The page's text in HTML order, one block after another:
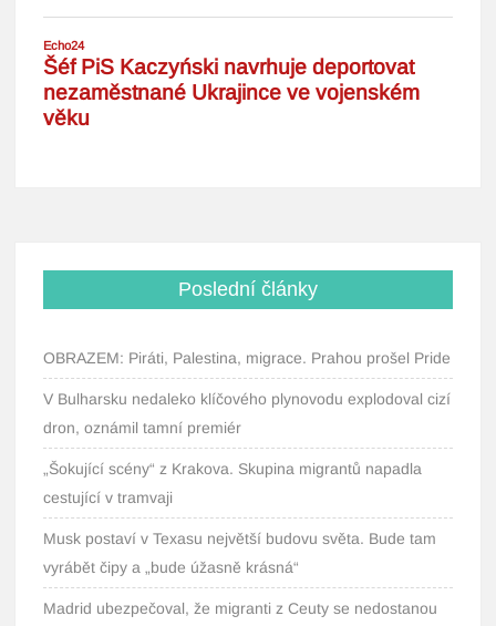
Poslední články
OBRAZEM: Piráti, Palestina, migrace. Prahou prošel Pride
V Bulharsku nedaleko klíčového plynovodu explodoval cizí
dron, oznámil tamní premiér
„Šokující scény“ z Krakova. Skupina migrantů napadla
cestující v tramvaji
Musk postaví v Texasu největší budovu světa. Bude tam
vyrábět čipy a „bude úžasně krásná“
Madrid ubezpečoval, že migranti z Ceuty se nedostanou